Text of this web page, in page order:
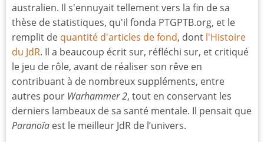
australien. Il s'ennuyait tellement vers la fin de sa
thèse de statistiques, qu'il fonda PTGPTB.org, et le
remplit de quantité d'articles de fond, dont l'Histoire
du JdR. Il a beaucoup écrit sur, réfléchi sur, et critiqué
le jeu de rôle, avant de réaliser son rêve en
contribuant à de nombreux suppléments, entre
autres pour Warhammer 2, tout en conservant les
derniers lambeaux de sa santé mentale. Il pensait que
Paranoïa est le meilleur JdR de l’univers.